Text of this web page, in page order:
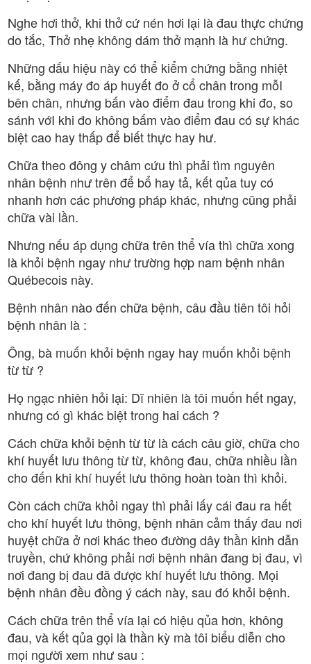
Nghe hơi thở, khi thở cứ nén hơi lại là đau thực chứng
do tắc, Thở nhẹ không dám thở mạnh là hư chứng.
Những dấu hiệu này có thể kiểm chứng bằng nhiệt
kế, bằng máy đo áp huyết đo ở cổ chân trong mỗI
bên chân, nhưng bấn vào điểm đau trong khi đo, so
sánh vớI khi đo không bấm vào điểm đau có sự khác
biệt cao hay thấp để biết thực hay hư.
Chữa theo đông y châm cứu thì phải tìm nguyên
nhân bệnh như trên để bổ hay tả, kết qủa tuy có
nhanh hơn các phương pháp khác, nhưng cũng phải
chữa vài lần.
Nhưng nếu áp dụng chữa trên thể vía thì chữa xong
là khỏi bệnh ngay như trường hợp nam bệnh nhân
Québecois này.
Bệnh nhân nào đến chữa bệnh, câu đầu tiên tôi hỏi
bệnh nhân là :
Ông, bà muốn khỏi bệnh ngay hay muốn khỏi bệnh
từ từ ?
Họ ngạc nhiên hỏi lại: Dĩ nhiên là tôi muốn hết ngay,
nhưng có gì khác biệt trong hai cách ?
Cách chữa khỏi bệnh từ từ là cách câu giờ, chữa cho
khí huyết lưu thông từ từ, không đau, chữa nhiều lần
cho đến khi khí huyết lưu thông hoàn toàn thì khỏi.
Còn cách chữa khỏi ngay thì phải lấy cái đau ra hết
cho khí huyết lưu thông, bệnh nhân cảm thấy đau nơi
huyệt chữa ở nơi khác theo đường dây thần kinh dẫn
truyền, chứ không phải nơi bệnh nhân đang bị đau, vì
nơi đang bị đau đã được khí huyết lưu thông. Mọi
bệnh nhân đều đồng ý cách này, sau đó khỏi bệnh.
Cách chữa trên thể vía lại có hiệu qủa hơn, không
đau, và kết qủa gọi là thần kỳ mà tôi biểu diễn cho
mọi người xem như sau :